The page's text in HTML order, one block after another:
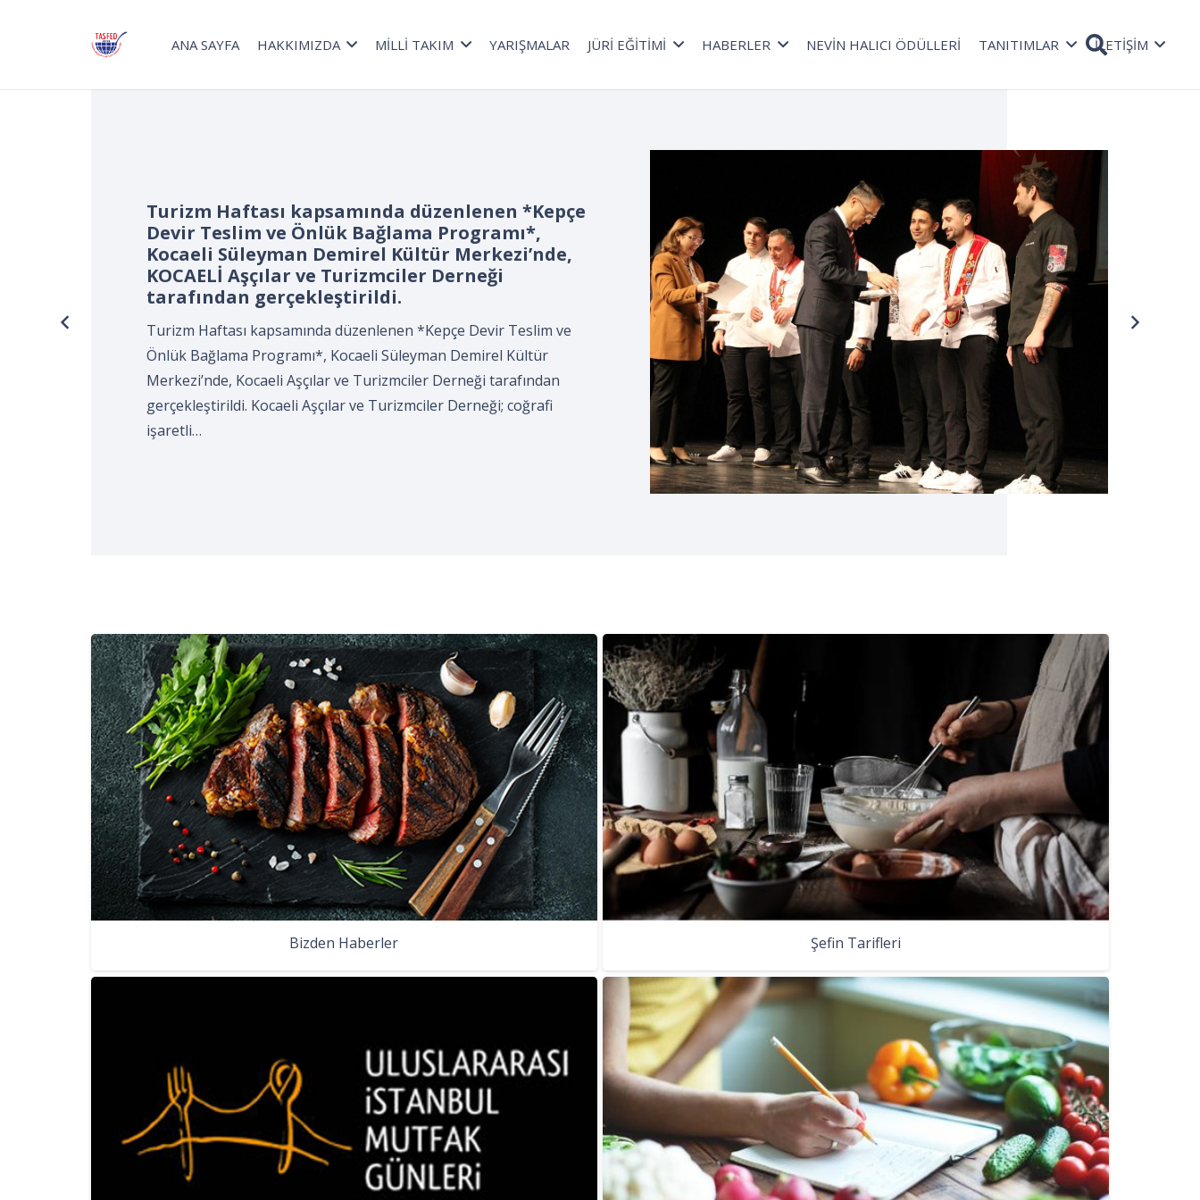
ANA SAYFA HAKKIMIZDA MİLLİ TAKIM YARIŞMALAR JÜRİ EĞİTİMİ HABERLER NEVİN HALICI ÖDÜLLERİ TANITIMLAR İLETİŞİM
Turizm Haftası kapsamında düzenlenen *Kepçe
Devir Teslim ve Önlük Bağlama Programı*,
Kocaeli Süleyman Demirel Kültür Merkezi’nde,
KOCAELİ Aşçılar ve Turizmciler Derneği
tarafından gerçekleştirildi.
Turizm Haftası kapsamında düzenlenen *Kepçe Devir Teslim ve
Önlük Bağlama Programı*, Kocaeli Süleyman Demirel Kültür
Merkezi’nde, Kocaeli Aşçılar ve Turizmciler Derneği tarafından
gerçekleştirildi. Kocaeli Aşçılar ve Turizmciler Derneği; coğrafi
işaretli…
Bizden Haberler Şefin Tarifleri